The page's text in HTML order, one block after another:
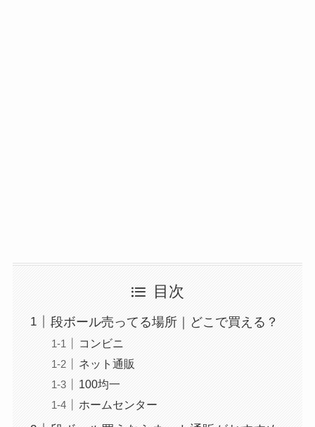
目次
段ボール売ってる場所｜どこで買える？
コンビニ
ネット通販
100均一
ホームセンター